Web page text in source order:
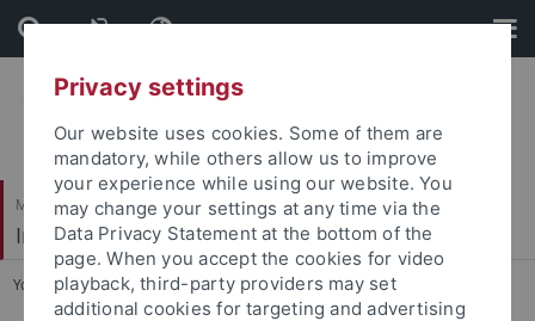
Skip
to
content
Skip
to
footer
Mathematisch-Naturwissenschaftliche Fakultät
Institut für Astronomie & Astrophysik
You are here: Startseite ... Astronomie und Astrophysik
Privacy settings
Our website uses cookies. Some of them are
mandatory, while others allow us to improve
your experience while using our website. You
may change your settings at any time via the
Data Privacy Statement at the bottom of the
page. When you accept the cookies for video
playback, third-party providers may set
additional cookies for targeting and advertising